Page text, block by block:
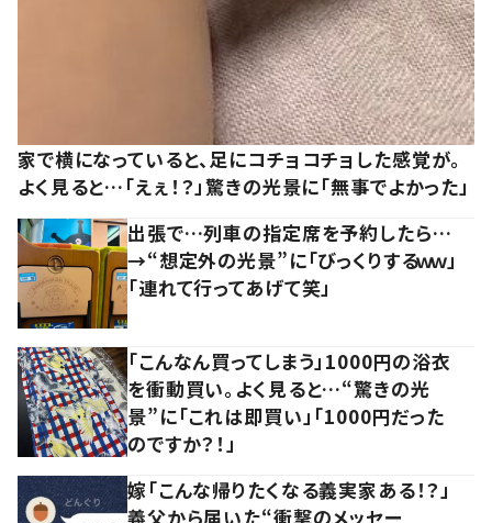
家で横になっていると、足にコチョコチョした感覚が。
よく見ると…「えぇ！？」驚きの光景に「無事でよかった」
出張で…列車の指定席を予約したら…
→“想定外の光景”に「びっくりするｗｗ」
「連れて行ってあげて笑」
「こんなん買ってしまう」1000円の浴衣
を衝動買い。よく見ると…“驚きの光
景”に「これは即買い」「1000円だった
のですか？！」
嫁「こんな帰りたくなる義実家ある！？」
義父から届いた“衝撃のメッセー